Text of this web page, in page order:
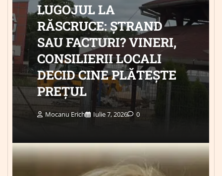
LUGOJUL LA
RĂSCRUCE: ȘTRAND
SAU FACTURI? VINERI,
CONSILIERII LOCALI
DECID CINE PLĂTEȘTE
PREȚUL
Mocanu Erich Iulie 7, 2026 0